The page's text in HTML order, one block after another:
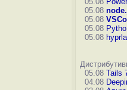
05.08
05.08
05.08
05.08
05.08 Tails
04.08